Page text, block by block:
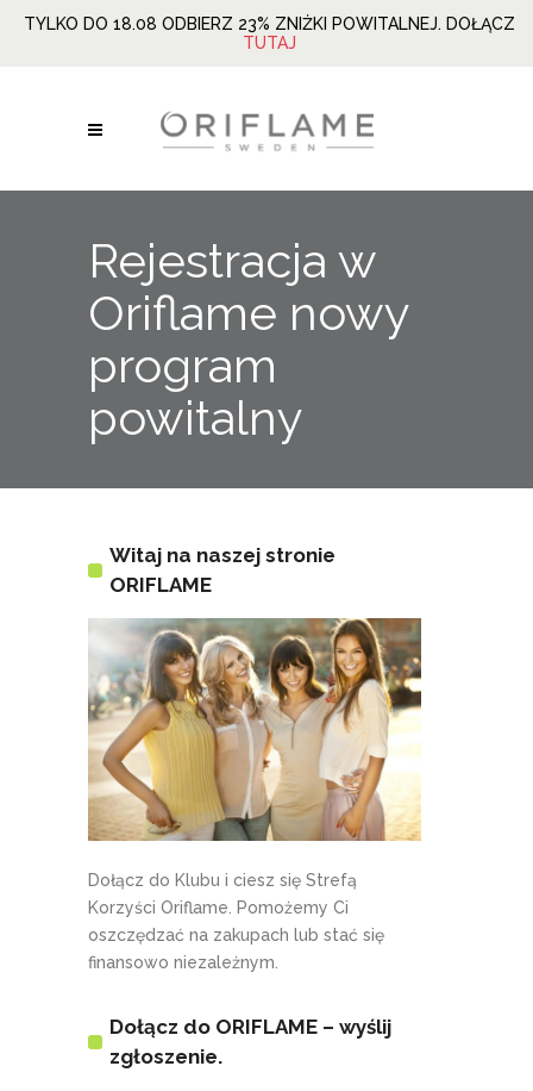
TYLKO DO 18.08 ODBIERZ 23% ZNIŻKI POWITALNEJ. DOŁĄCZ
TUTAJ
Rejestracja w
Oriflame nowy
program
powitalny
Witaj na naszej stronie
ORIFLAME
Dołącz do Klubu i ciesz się Strefą
Korzyści Oriflame. Pomożemy Ci
oszczędzać na zakupach lub stać się
finansowo niezależnym.
Dołącz do ORIFLAME – wyślij
zgłoszenie.